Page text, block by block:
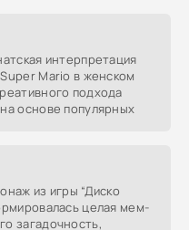
интерпретация
Mario в женском
подхода
основе популярных
из игры “Диско
целая мем-
загадочность,